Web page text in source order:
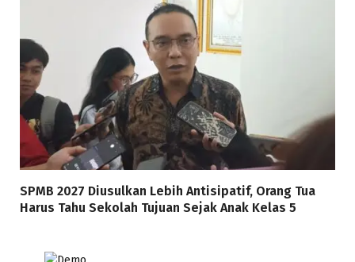
SPMB 2027 Diusulkan Lebih Antisipatif, Orang Tua
Harus Tahu Sekolah Tujuan Sejak Anak Kelas 5